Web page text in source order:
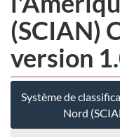
(SCIAN)
version
Système de
Nord